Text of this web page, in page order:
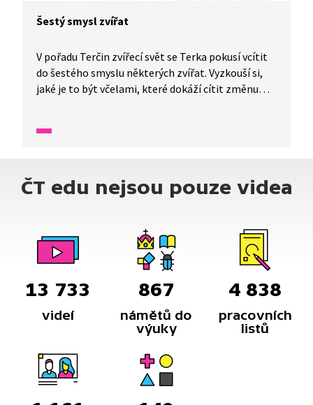
Šestý smysl zvířat
V pořadu Terčin zvířecí svět se Terka pokusí vcítit
do šestého smyslu některých zvířat. Vyzkouší si,
jaké je to být včelami, které dokáží cítit změnu
ptáků, kteří jsou citliví na tlak vzduchu. A co teprve
svět úplně jinými smysly.
ČT edu nejsou pouze videa
13 733
videí
867
námětů do
výuky
4 838
pracovních
listů